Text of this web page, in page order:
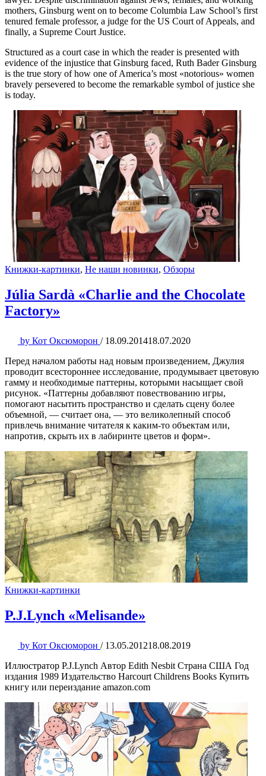
mothers, Ginsburg went on to become Columbia Law School’s first
tenured female professor, a judge for the US Court of Appeals, and
finally, a Supreme Court Justice.
Structured as a court case in which the reader is presented with
evidence of the injustice that Ginsburg faced, Ruth Bader Ginsburg
is the true story of how one of America’s most «notorious» women
bravely persevered to become the remarkable symbol of justice she
is today.
Книжки-картинки, Не наши новинки, Обзоры
Júlia Sardà «Charlie and the Chocolate
Factory»
by Кот Оксюморон / 18.09.201418.07.2020
Перед началом работы над новым произведением, Джулия
проводит всестороннее исследование, продумывает цветовую
гамму и необходимые паттерны, которыми насыщает свой
рисунок. «Паттерны добавляют повествованию игры,
помогают насытить пространство и сделать сцену более
объемной, — считает она, — это великолепный способ
привлечь внимание читателя к каким-то объектам или,
напротив, скрыть их в лабиринте цветов и форм».
Книжки-картинки
P.J.Lynch «Melisande»
by Кот Оксюморон / 13.05.201218.08.2019
Иллюстратор P.J.Lynch Автор Edith Nesbit Страна США Год
издания 1989 Издательство Harcourt Childrens Books Купить
книгу или переиздание amazon.com